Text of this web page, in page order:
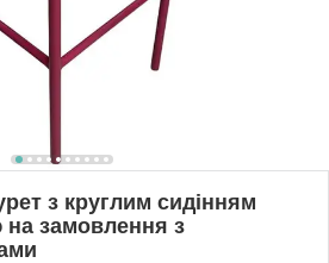
з круглим сидінням
замовлення з